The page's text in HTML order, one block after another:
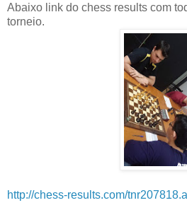
Abaixo link do chess results com
torneio.
http://chess-results.com/